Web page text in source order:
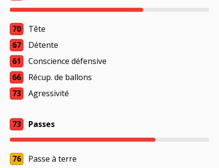
70
Tête
67
Détente
61
Conscience défensive
66
Récup. de ballons
73
Agressivité
73 Passes
76
Passe à terre